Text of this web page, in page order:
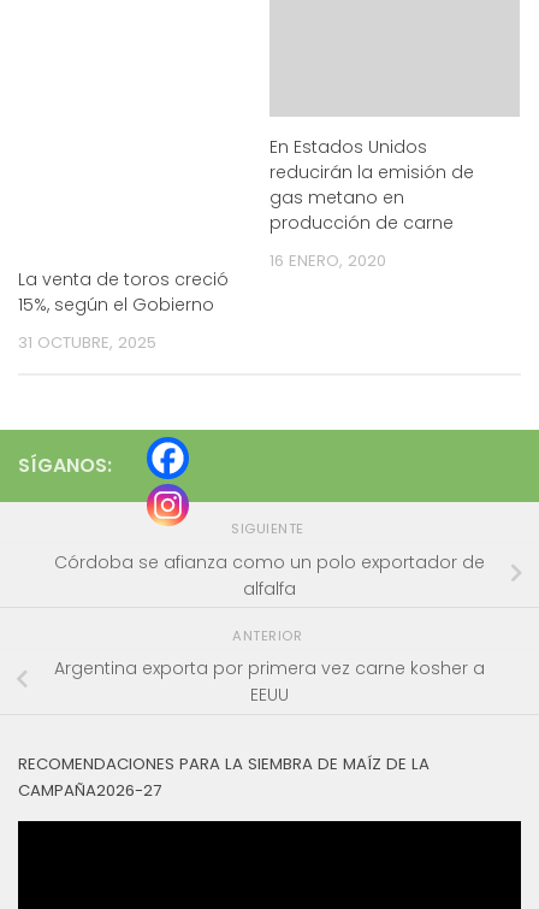
La venta de toros creció
15%, según el Gobierno
31 OCTUBRE, 2025
En Estados Unidos
reducirán la emisión de
gas metano en
producción de carne
16 ENERO, 2020
SÍGANOS:
SIGUIENTE
Córdoba se afianza como un polo exportador de
alfalfa
ANTERIOR
Argentina exporta por primera vez carne kosher a
EEUU
RECOMENDACIONES PARA LA SIEMBRA DE MAÍZ DE LA
CAMPAÑA2026-27